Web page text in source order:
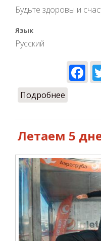
Будьте здоровы и
Язык
Русский
Подробнее
Летаем 5